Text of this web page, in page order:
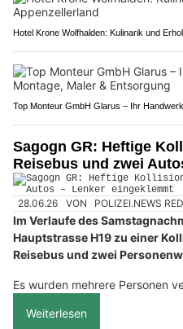
Hotel Krone Wolfhalden: Kulinarik und
Top Monteur GmbH Glarus – Ihr
Sagogn GR: Heftige
Reisebus und zwei
28.06.26 VON POLIZEI.NEWS
Im Verlaufe des
Hauptstrasse H19 zu einer
Reisebus und zwei
Es wurden mehrere Personen
Weiterlesen